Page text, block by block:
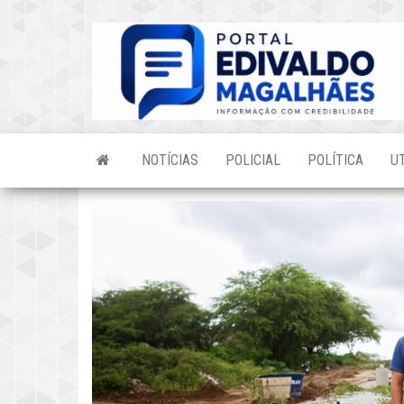
NOTÍCIAS POLICIAL POLÍTICA